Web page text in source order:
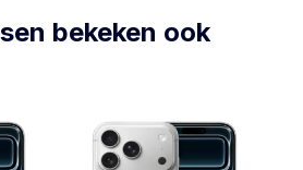
bekeken ook